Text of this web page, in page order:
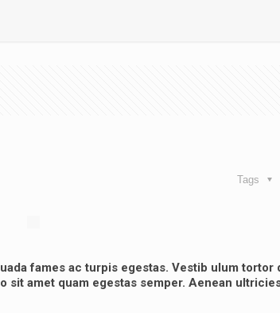
Tags
fames ac turpis egestas. Vestib ulum tortor
amet quam egestas semper. Aenean